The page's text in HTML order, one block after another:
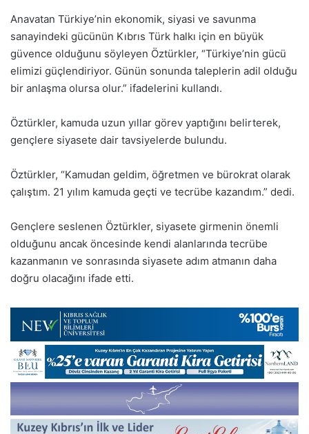
Anavatan Türkiye’nin ekonomik, siyasi ve savunma
sanayindeki gücünün Kıbrıs Türk halkı için en büyük
güvence olduğunu söyleyen Öztürkler, “Türkiye’nin gücü
elimizi güçlendiriyor. Günün sonunda taleplerin adil olduğu
bir anlaşma olursa olur.” ifadelerini kullandı.
Öztürkler, kamuda uzun yıllar görev yaptığını belirterek,
gençlere siyasete dair tavsiyelerde bulundu.
Öztürkler, “Kamudan geldim, öğretmen ve bürokrat olarak
çalıştım. 21 yılım kamuda geçti ve tecrübe kazandım.” dedi.
Gençlere seslenen Öztürkler, siyasete girmenin önemli
olduğunu ancak öncesinde kendi alanlarında tecrübe
kazanmanın ve sonrasında siyasete adım atmanın daha
doğru olacağını ifade etti.